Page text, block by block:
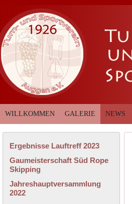
WILLKOMMEN GALERIE NEWS
Ergebnisse Lauftreff 2023
Gaumeisterschaft Süd Rope
Skipping
Jahreshauptversammlung
2022